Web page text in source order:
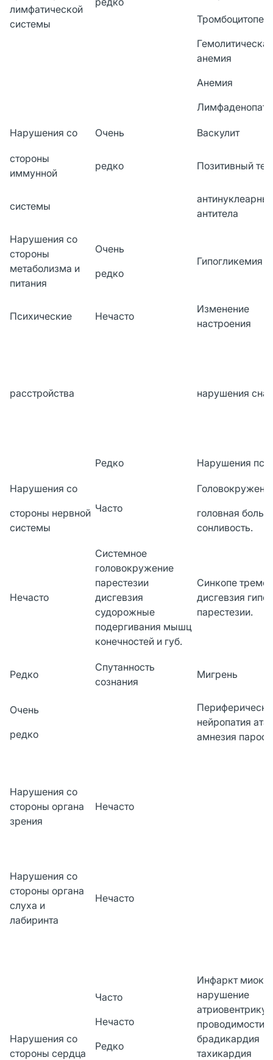
лимфатической
системы
Гемолитическая
анемия
Анемия
Нарушения со Очень Васкулит
стороны
иммунной
редко Позитивный
системы
антитела
Нарушения со
стороны
метаболизма и
питания
Очень
редко
Гипогликемия
Психические Нечасто
Изменение
настроения
расстройства нарушения сна
Редко Нарушения
Нарушения со
стороны нервной
системы
Часто
головная боль
сонливость.
Нечасто
Системное
головокружение
парестезии
дисгевзия
судорожные
подергивания мышц
конечностей и губ.
Синкопе
дисгевзия
парестезии.
Редко
Спутанность
сознания
Мигрень
Очень
редко
нейропатия
амнезия
Нарушения со
стороны органа
зрения
Нечасто
Нарушения со
стороны органа
слуха и
лабиринта
Нечасто
Нарушения со
стороны сердца
Часто
Нечасто
Редко
Инфаркт
нарушение
проводимости
брадикардия
тахикардия